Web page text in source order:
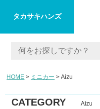
タカサキハンズ
HOME ミニカー Aizu
CATEGORY Aizu